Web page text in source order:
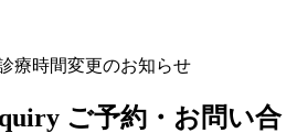
療時間変更のお知らせ
ご予約・お問い合